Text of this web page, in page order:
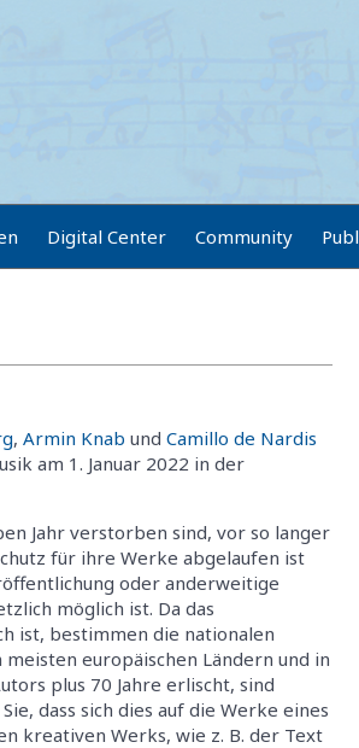
Digital Center Community
, Armin Knab und Camillo de Nardis
am 1. Januar 2022 in der
Jahr verstorben sind, vor so langer
für ihre Werke abgelaufen ist
oder anderweitige
möglich ist. Da das
ist, bestimmen die nationalen
europäischen Ländern und in
plus 70 Jahre erlischt, sind
dass sich dies auf die Werke eines
kreativen Werks, wie z. B. der Text